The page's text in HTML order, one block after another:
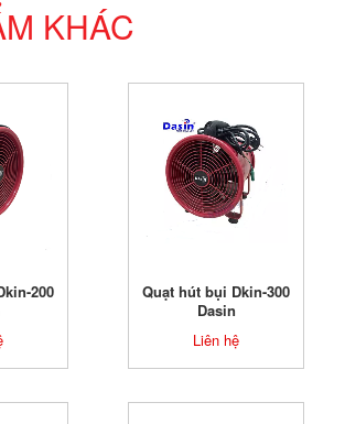
KHÁC
200
Quạt hút bụi Dkin-300
Dasin
Liên hệ